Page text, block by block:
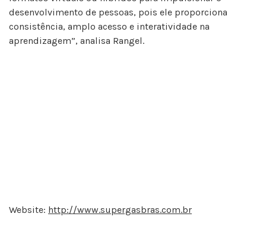
desenvolvimento de pessoas, pois ele proporciona
consistência, amplo acesso e interatividade na
aprendizagem”, analisa Rangel.
Website: http://www.supergasbras.com.br